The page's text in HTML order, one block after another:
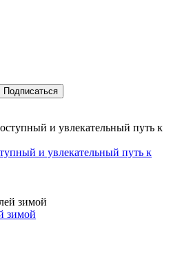
Подписаться
и увлекательный путь к
зимой